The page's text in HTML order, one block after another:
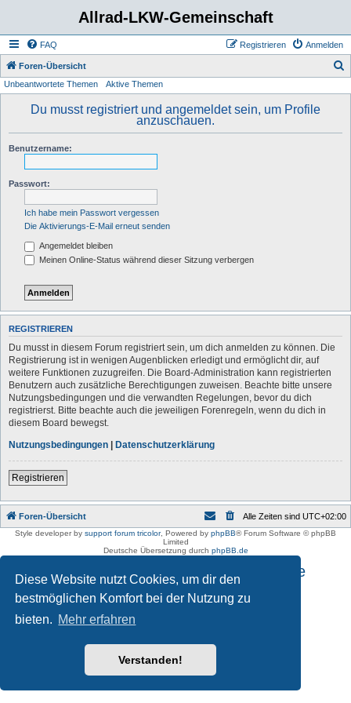
Diese Website nutzt Cookies, um dir den
bestmöglichen Komfort bei der Nutzung zu
bieten. Mehr erfahren
Verstanden!
Allrad-LKW-Gemeinschaft
FAQ Anmelden
Registrieren
Foren-Übersicht
Unbeantwortete Themen Aktive Themen
Du musst registriert und angemeldet sein, um Profile
anzuschauen.
Benutzername:
Passwort:
Ich habe mein Passwort vergessen
Die Aktivierungs-E-Mail erneut senden
Angemeldet bleiben
Meinen Online-Status während dieser Sitzung verbergen
REGISTRIEREN
Du musst in diesem Forum registriert sein, um dich anmelden zu können. Die
Registrierung ist in wenigen Augenblicken erledigt und ermöglicht dir, auf
weitere Funktionen zuzugreifen. Die Board-Administration kann registrierten
Benutzern auch zusätzliche Berechtigungen zuweisen. Beachte bitte unsere
Nutzungsbedingungen und die verwandten Regelungen, bevor du dich
registrierst. Bitte beachte auch die jeweiligen Forenregeln, wenn du dich in
diesem Board bewegst.
Nutzungsbedingungen | Datenschutzerklärung
Registrieren
Foren-Übersicht Alle Zeiten sind UTC+02:00
Style developer by support forum tricolor, Powered by phpBB® Forum Software © phpBB
Limited
Deutsche Übersetzung durch phpBB.de
Impressum und Datenschutzhinweise